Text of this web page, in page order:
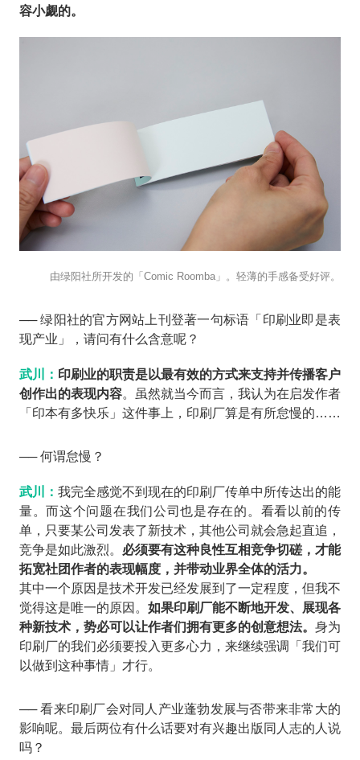
容小觑的。
由绿阳社所开发的「Comic Roomba」。轻薄的手感备受好评。
── 绿阳社的官方网站上刊登著一句标语「印刷业即是表
现产业」，请问有什么含意呢？
武川： 印刷业的职责是以最有效的方式来支持并传播客户
创作出的表现内容。虽然就当今而言，我认为在启发作者
「印本有多快乐」这件事上，印刷厂算是有所怠慢的……
── 何谓怠慢？
武川： 我完全感觉不到现在的印刷厂传单中所传达出的能
量。而这个问题在我们公司也是存在的。看看以前的传
单，只要某公司发表了新技术，其他公司就会急起直追，
竞争是如此激烈。 必须要有这种良性互相竞争切磋，才能
拓宽社团作者的表现幅度，并带动业界全体的活力。
其中一个原因是技术开发已经发展到了一定程度，但我不
觉得这是唯一的原因。 如果印刷厂能不断地开发、展现各
种新技术，势必可以让作者们拥有更多的创意想法。 身为
印刷厂的我们必须要投入更多心力，来继续强调「我们可
以做到这种事情」才行。
── 看来印刷厂会对同人产业蓬勃发展与否带来非常大的
影响呢。最后两位有什么话要对有兴趣出版同人志的人说
吗？